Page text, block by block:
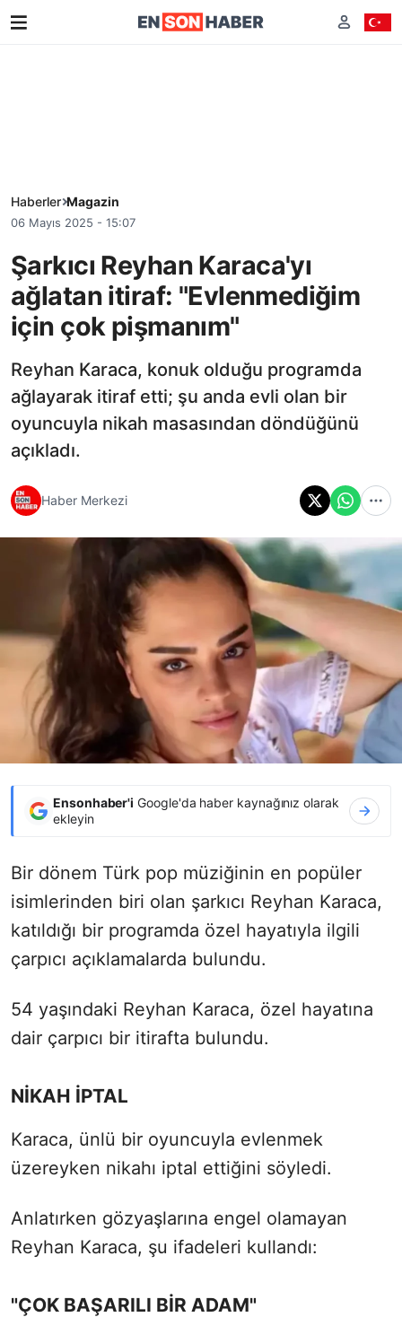
Haberler Magazin
06 Mayıs 2025 - 15:07
Şarkıcı Reyhan Karaca'yı
ağlatan itiraf: "Evlenmediğim
için çok pişmanım"
Reyhan Karaca, konuk olduğu programda
ağlayarak itiraf etti; şu anda evli olan bir
oyuncuyla nikah masasından döndüğünü
açıkladı.
Haber Merkezi
Ensonhaber'i Google'da haber kaynağınız olarak
ekleyin
Bir dönem Türk pop müziğinin en popüler
isimlerinden biri olan şarkıcı Reyhan Karaca,
katıldığı bir programda özel hayatıyla ilgili
çarpıcı açıklamalarda bulundu.
54 yaşındaki Reyhan Karaca, özel hayatına
dair çarpıcı bir itirafta bulundu.
NİKAH İPTAL
Karaca, ünlü bir oyuncuyla evlenmek
üzereyken nikahı iptal ettiğini söyledi.
Anlatırken gözyaşlarına engel olamayan
Reyhan Karaca, şu ifadeleri kullandı:
"ÇOK BAŞARILI BİR ADAM"